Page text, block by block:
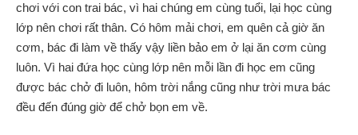
chơi với con trai bác, vì hai chúng em cùng tuổi, lại học cùng
lớp nên chơi rất thân. Có hôm mải chơi, em quên cả giờ ăn
cơm, bác đi làm về thấy vậy liền bảo em ở lại ăn cơm cùng
luôn. Vì hai đứa học cùng lớp nên mỗi lần đi học em cũng
được bác chở đi luôn, hôm trời nắng cũng như trời mưa bác
đều đến đúng giờ để chở bọn em về.